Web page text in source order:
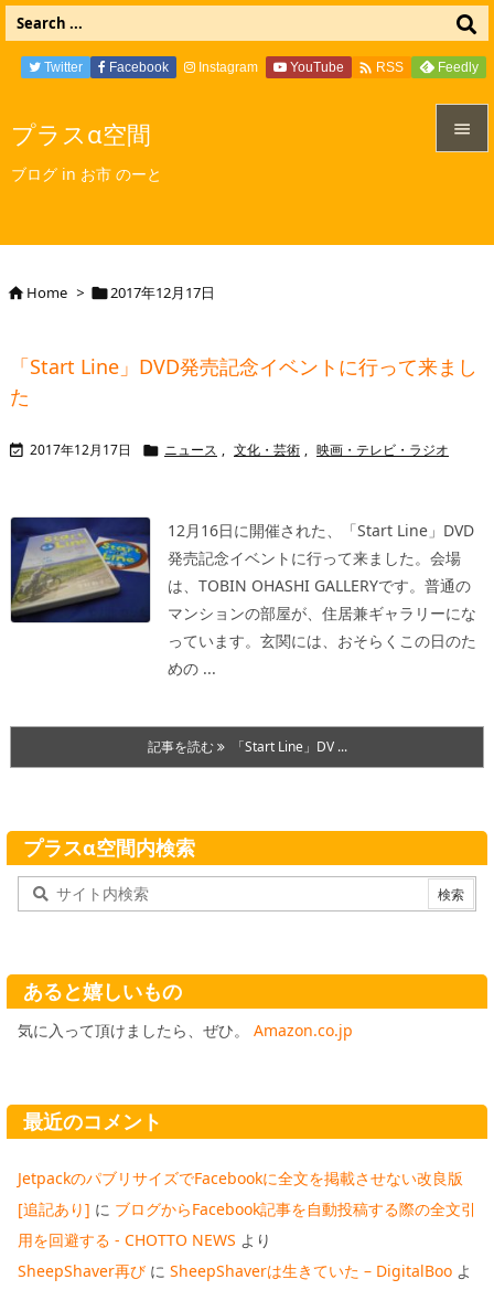
プラスα空間
ブログ in お市 のーと

次へ
Twitter Facebook Instagram YouTube  RSS Feedly
Home > 2017年12月17日
「Start Line」DVD発売記念イベントに行って来まし
た
 2017年12月17日  ニュース , 文化・芸術 , 映画・テレビ・ラジオ
12月16日に開催された、「Start Line」DVD
発売記念イベントに行って来ました。会場
は、TOBIN OHASHI GALLERYです。普通の
マンションの部屋が、住居兼ギャラリーにな
っています。玄関には、おそらくこの日のた
めの ...
記事を読む 「Start Line」DV ...
プラスα空間内検索
あると嬉しいもの
気に入って頂けましたら、ぜひ。 Amazon.co.jp
最近のコメント
JetpackのパブリサイズでFacebookに全文を掲載させない改良版
[追記あり] に ブログからFacebook記事を自動投稿する際の全文引
用を回避する - CHOTTO NEWS より
SheepShaver再び に SheepShaverは生きていた – DigitalBoo よ